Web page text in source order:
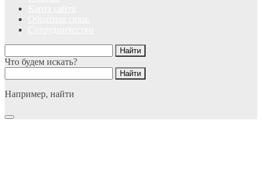
Что будем искать?
Например, найти